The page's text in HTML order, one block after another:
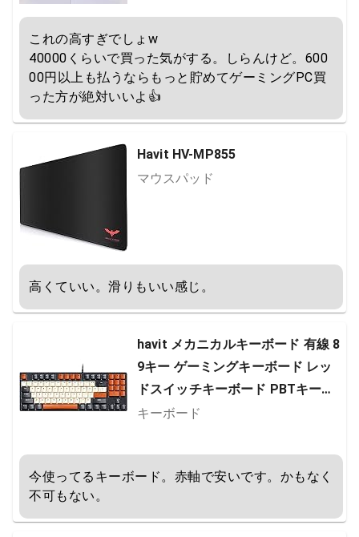
これの高すぎでしょw
40000くらいで買った気がする。しらんけど。600
00円以上も払うならもっと貯めてゲーミングPC買
った方が絶対いいよ👍
Havit HV-MP855
マウスパッド
高くていい。滑りもいい感じ。
havit メカニカルキーボード 有線 8
9キー ゲーミングキーボード レッ
ドスイッチキーボード PBTキーキ
ャップ付き PCゲーマーコンピュー
キーボード
今使ってるキーボード。赤軸で安いです。かもなく
不可もない。